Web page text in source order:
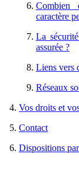
Combien
caractère
La
assurée ?
Liens vers
Réseaux
Vos droits et
Contact
Dispositions